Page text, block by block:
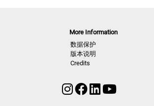
More Information
数据保护
版本说明
Credits